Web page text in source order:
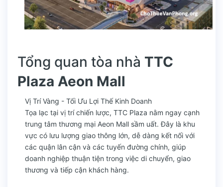
Tổng quan tòa nhà TTC
Plaza Aeon Mall
Vị Trí Vàng - Tối Ưu Lợi Thế Kinh Doanh
Tọa lạc tại vị trí chiến lược, TTC Plaza nằm ngay cạnh
trung tâm thương mại Aeon Mall sầm uất. Đây là khu
vực có lưu lượng giao thông lớn, dễ dàng kết nối với
các quận lân cận và các tuyến đường chính, giúp
doanh nghiệp thuận tiện trong việc di chuyển, giao
thương và tiếp cận khách hàng.